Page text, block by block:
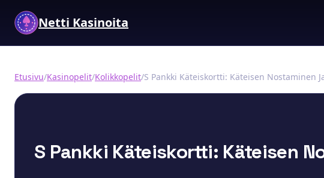
Netti Kasinoita
Etusivu/Kasinopelit/Kolikkopelit/S Pankki Käteiskortti: Käteisen Nostaminen
S Pankki Käteiskortti: Käteisen